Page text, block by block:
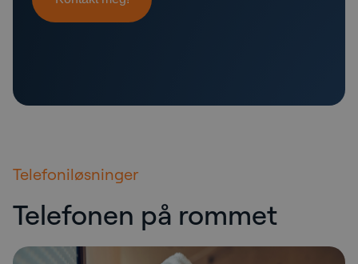
Telefoniløsninger
Telefonen på rommet